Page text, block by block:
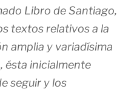
Libro de Santiago,
textos relativos a la
amplia y variadísima
ésta inicialmente
seguir y los